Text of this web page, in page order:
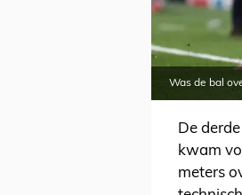
Was de bal
De
kwam
meters